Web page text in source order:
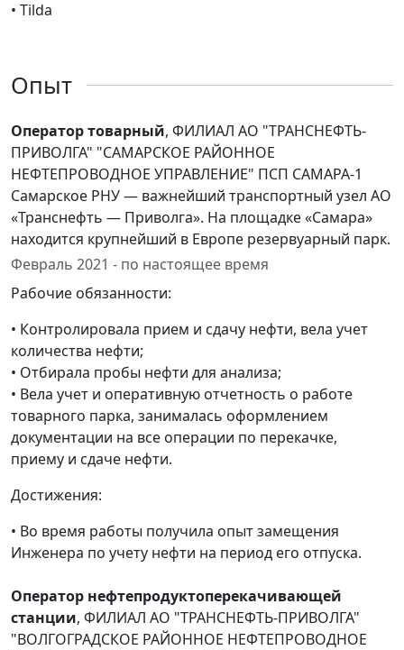
• Tilda
Опыт
Оператор товарный, ФИЛИАЛ АО "ТРАНСНЕФТЬ-
ПРИВОЛГА" "САМАРСКОЕ РАЙОННОЕ
НЕФТЕПРОВОДНОЕ УПРАВЛЕНИЕ" ПСП САМАРА-1
Самарское РНУ — важнейший транспортный узел АО
«Транснефть — Приволга». На площадке «Самара»
находится крупнейший в Европе резервуарный парк.
Февраль 2021 - по настоящее время
Рабочие обязанности:
• Контролировала прием и сдачу нефти, вела учет
количества нефти;
• Отбирала пробы нефти для анализа;
• Вела учет и оперативную отчетность о работе
товарного парка, занималась оформлением
документации на все операции по перекачке,
приему и сдаче нефти.
Достижения:
• Во время работы получила опыт замещения
Инженера по учету нефти на период его отпуска.
Оператор нефтепродуктоперекачивающей
станции, ФИЛИАЛ АО "ТРАНСНЕФТЬ-ПРИВОЛГА"
"ВОЛГОГРАДСКОЕ РАЙОННОЕ НЕФТЕПРОВОДНОЕ